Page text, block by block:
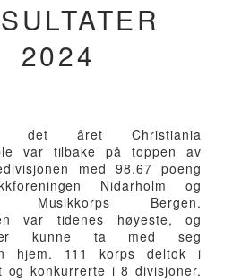
2024
det året Christiania
var tilbake på toppen av
med 98.67 poeng
Nidarholm og
Musikkorps Bergen.
var tidenes høyeste, og
kunne ta med seg
hjem. 111 korps deltok i
og konkurrerte i 8 divisjoner.